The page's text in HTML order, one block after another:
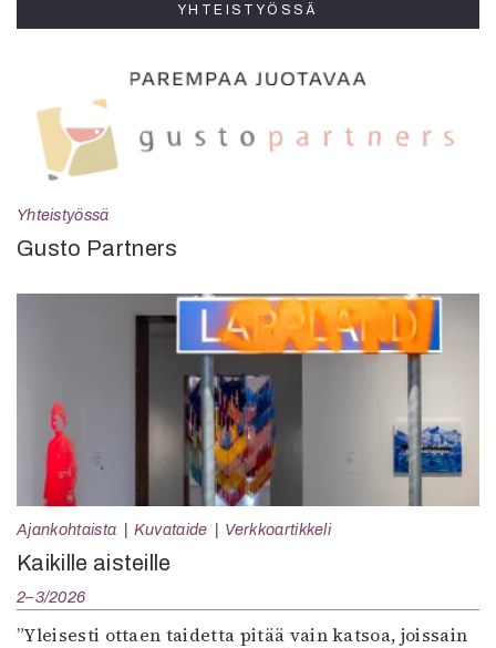
YHTEISTYÖSSÄ
Yhteistyössä
Gusto Partners
Ajankohtaista Kuvataide Verkkoartikkeli
Kaikille aisteille
2–3/2026
”Yleisesti ottaen taidetta pitää vain katsoa, joissain